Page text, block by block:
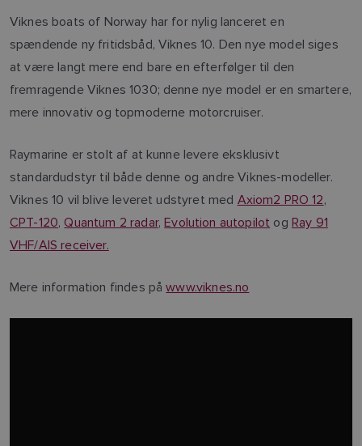
Viknes boats of Norway har for nylig lanceret en
spændende ny fritidsbåd, Viknes 10. Den nye model siges
at være langt mere end bare en efterfølger til den
fremragende Viknes 1030; denne nye model er en smartere,
mere innovativ og topmoderne motorcruiser.
Raymarine er stolt af at kunne levere eksklusivt
standardudstyr til både denne og andre Viknes-modeller.
Viknes 10 vil blive leveret udstyret med Axiom2 PRO 12,
CPT-120,Quantum 2 radar,Evolution autopilot og Ray 91
VHF/AIS receiver.
Mere information findes påwww.viknes.no